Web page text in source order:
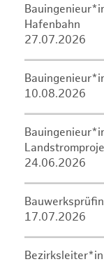
Hafenbahn
27.07.2026
10.08.2026
24.06.2026
17.07.2026